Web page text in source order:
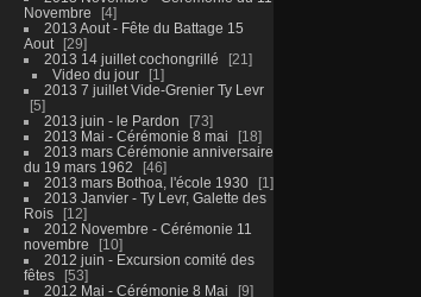
Novembre
4
2013 Aout - Fête du Battage 15
Aout
29
2013 14 juillet cochongrillé
21
Video du jour
1
2013 7 juillet Vide-Grenier Ty Levr
5
2013 juin - le Pardon
73
2013 Mai - Cérémonie 8 mai
18
2013 mars Cérémonie anniversaire
du 19 mars 1962
46
2013 mars Bothoa, l'école 1930
1
2013 Janvier - Ty Levr, Galette des
Rois
12
2012 Novembre - Cérémonie 11
novembre
10
2012 juin - Excursion comité des
fêtes
53
2012 Mai - Cérémonie 8 Mai
9